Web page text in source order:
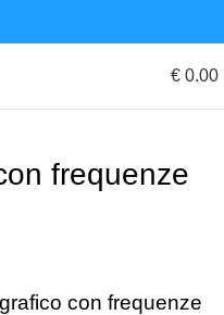
€ 0.00
frequenze
con frequenze